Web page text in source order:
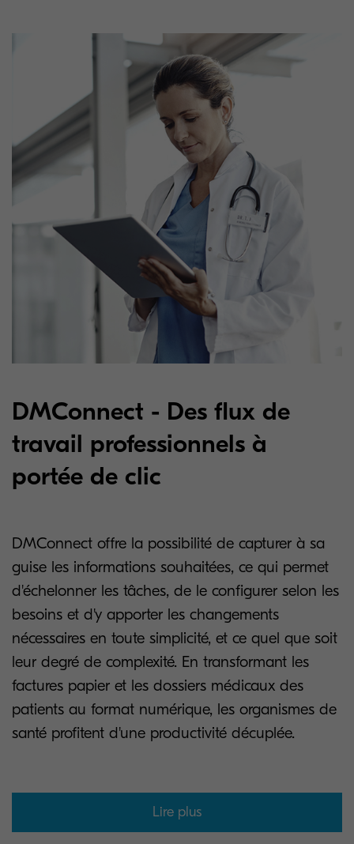
DMConnect - Des flux de
travail professionnels à
portée de clic
DMConnect offre la possibilité de capturer à sa
guise les informations souhaitées, ce qui permet
d'échelonner les tâches, de le configurer selon les
besoins et d'y apporter les changements
nécessaires en toute simplicité, et ce quel que soit
leur degré de complexité. En transformant les
factures papier et les dossiers médicaux des
patients au format numérique, les organismes de
santé profitent d'une productivité décuplée.
Lire plus